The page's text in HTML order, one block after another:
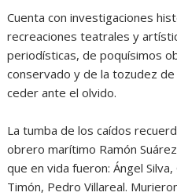
Cuenta con investigaciones
recreaciones teatrales y
periodísticas, de poquísimos
conservado y de la tozudez
ceder ante el olvido.
La tumba de los caídos
obrero marítimo Ramón
que en vida fueron: Ángel
Timón, Pedro Villareal.